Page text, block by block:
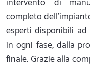
completo
esperti disponibili
in ogni fase, dalla
finale. Grazie alla